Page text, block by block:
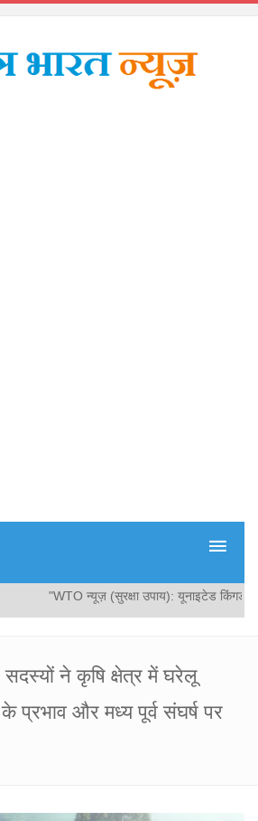
"WTO न्यूज़ (सुरक्षा उपाय): यूनाइटेड किंगडम ने
ने कृषि क्षेत्र में घरेलू
प्रभाव और मध्य पूर्व संघर्ष पर